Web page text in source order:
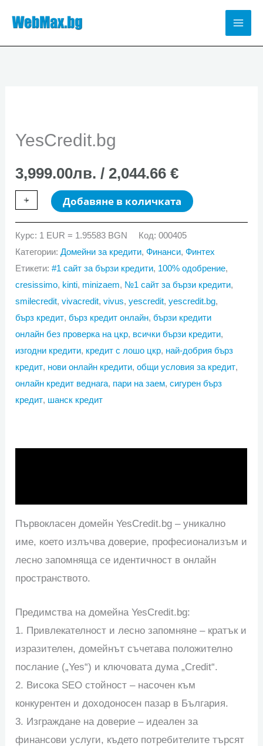
content
YesCredit.bg
3,999.00лв. / 2,044.66 €
-
количество
YesCredit.bg
+ Добавяне в количката
Курс: 1 EUR = 1.95583 BGN Код:000405
Категории:Домейни за кредити,Финанси,Финтех
Етикети:#1 сайт за бързи кредити, 100% одобрение,
cresissimo, kinti, minizaem, №1 сайт за бързи кредити,
smilecredit,vivacredit,vivus,yescredit,yescredit.bg,
бърз кредит,бърз кредит онлайн,бързи кредити
онлайн без проверка на цкр, всички бързи кредити,
изгодни кредити, кредит с лошо цкр, най-добрия бърз
кредит, нови онлайн кредити,общи условия за кредит,
онлайн кредит веднага, пари на заем,сигурен бърз
кредит, шанск кредит
Първокласен домейн YesCredit.bg – уникално
име, което излъчва доверие, професионализъм и
лесно запомняща се идентичност в онлайн
пространството.
Предимства на домейна YesCredit.bg:
1. Привлекателност и лесно запомняне – кратък и
изразителен, домейнът съчетава положително
послание („Yes“) и ключовата дума „Credit“.
2. Висока SEO стойност – насочен към
конкурентен и доходоносен пазар в България.
3. Изграждане на доверие – идеален за
финансови услуги, където потребителите търсят